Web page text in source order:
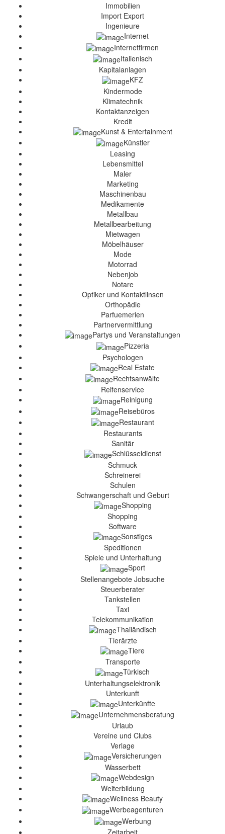
Immobilien
Import Export
Ingenieure
Internet
Internetfirmen
Italienisch
Kapitalanlagen
KFZ
Kindermode
Klimatechnik
Kontaktanzeigen
Kredit
Kunst & Entertainment
Künstler
Leasing
Lebensmittel
Maler
Marketing
Maschinenbau
Medikamente
Metallbau
Metallbearbeitung
Mietwagen
Möbelhäuser
Mode
Motorrad
Nebenjob
Notare
Optiker und Kontaktlinsen
Orthopädie
Parfuemerien
Partnervermittlung
Partys und Veranstaltungen
Pizzeria
Psychologen
Real Estate
Rechtsanwälte
Reifenservice
Reinigung
Reisebüros
Restaurant
Restaurants
Sanitär
Schlüsseldienst
Schmuck
Schreinerei
Schulen
Schwangerschaft und Geburt
Shopping
Shopping
Software
Sonstiges
Speditionen
Spiele und Unterhaltung
Sport
Stellenangebote Jobsuche
Steuerberater
Tankstellen
Taxi
Telekommunikation
Thailändisch
Tierärzte
Tiere
Transporte
Türkisch
Unterhaltungselektronik
Unterkunft
Unterkünfte
Unternehmensberatung
Urlaub
Vereine und Clubs
Verlage
Versicherungen
Wasserbett
Webdesign
Weiterbildung
Wellness Beauty
Werbeagenturen
Werbung